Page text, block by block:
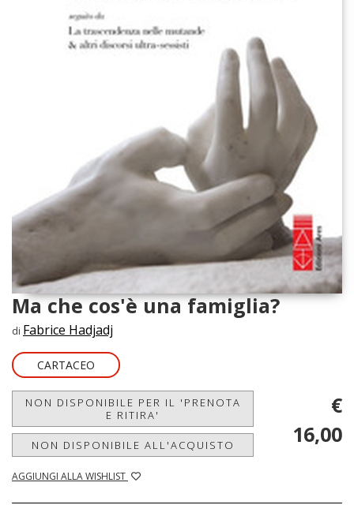
Ma che cos'è una famiglia?
di Fabrice Hadjadj
CARTACEO
NON DISPONIBILE PER IL 'PRENOTA
E RITIRA'
NON DISPONIBILE ALL'ACQUISTO
AGGIUNGI ALLA WISHLIST
€
16,00